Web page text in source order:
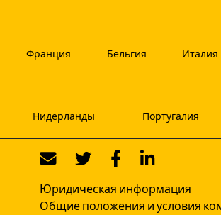
Франция Бельгия Италия
Нидерланды Португалия
Юридическая информация
Общие положения и условия